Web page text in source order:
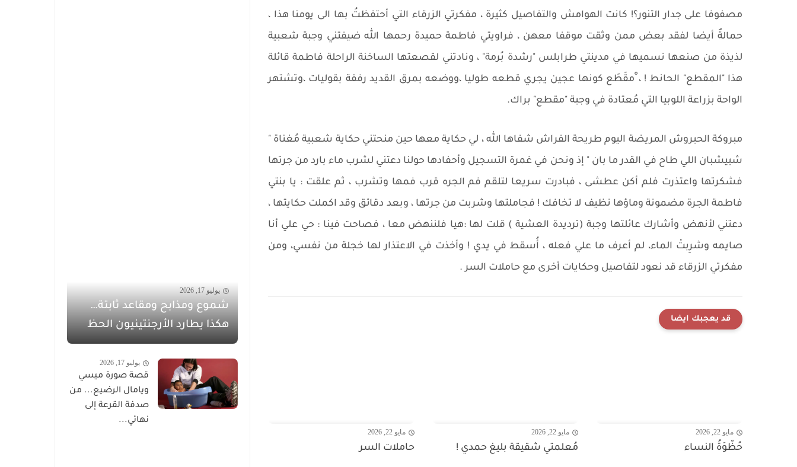
مصفوفا على جدار التنور؟! كانت الهوامش والتفاصيل كثيرة ، مفكرتي الزرقاء التي أحتفظتُ بها الى يومنا هذا ،
حمالةٌ أيضا لفقد بعض ممن وثقت موقفا معهن ، فراويتي فاطمة حميدة رحمها الله ضيفتني وجبة شعبية
لذيذة من صنعها نسميها في مدينتي طرابلس "رشدة بُرمة" ، ونادتني لقصعتها الساخنة الراحلة فاطمة قائلة
هذا "المقطع" الحانط ! ، ْمقَطَع كونها عجين يجري قطعه طوليا ،ووضعه بمرق القديد رفقة بقوليات ،وتشتهر
الواحة بزراعة اللوبيا التي مُعتادة في وجبة "مقطع" براك.
مبروكة الحبروش المريضة اليوم طريحة الفراش شفاها الله ، لي حكاية معها حين منحتني حكاية شعبية مُغناة "
شبيشبان اللي طاح في القدر ما بان " إذ ونحن في غمرة التسجيل وأحفادها حولنا دعتني لشرب ماء بارد من جرتها
فشكرتها واعتذرت فلم أكن عطشى ، فبادرت سريعا لتلقم فم الجره قرب فمها وتشرب ، ثم علقت : يا بنتي
فاطمة الجرة مضمونة وماؤها نظيف لا تخافك ! فجاملتها وشربت من جرتها ، وبعد دقائق وقد اكملت حكايتها ،
دعتني لأنهض وأشارك عائلتها وجبة (ترديدة العشية ) قلت لها :هيا فلننهض معا ، فصاحت فينا : حي علي أنا
صايمه وشرِبتْ الماء، لم أعرف ما علي فعله ، أُسقط في يدي ! وأخذت في الاعتذار لها خجلة من نفسي، ومن
مفكرتي الزرقاء قد نعود لتفاصيل وحكايات أخرى مع حاملات السر .
قد يعجبك ايضا
مايو 22, 2026
حُظّوَةُ النساء
مايو 22, 2026
مُعلمتي شقيقة بليغ حمدي !
مايو 22, 2026
حاملات السر
يوليو 17, 2026
شموع ومذابح ومقاعد ثابتة…
هكذا يطارد الأرجنتينيون الحظ
يوليو 17, 2026
قصة صورة ميسي
ويامال الرضيع... من
صدفة القرعة إلى
نهائي...